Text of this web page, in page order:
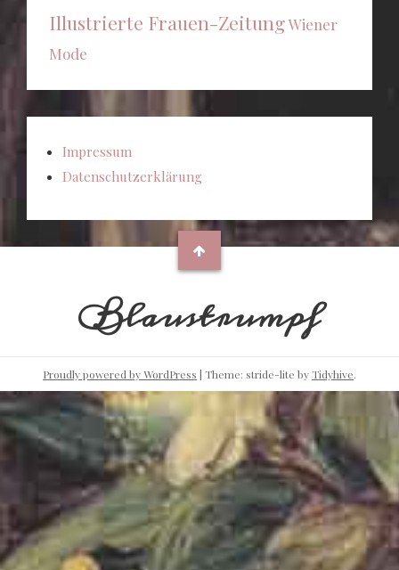
Illustrierte Frauen-ZeitungWiener
Mode
Impressum
Datenschutzerklärung
Blaustrumpf
Proudly powered by WordPress | Theme: stride-lite byTidyhive.